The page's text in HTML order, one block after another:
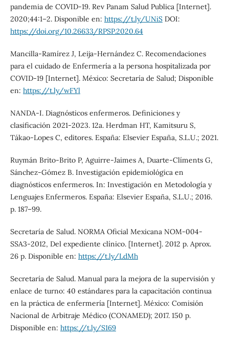
pandemia de COVID-19. Rev Panam Salud Publica [Internet].
2020;44:1–2. Disponible en: https://t.ly/UNiSDOI:
https://doi.org/10.26633/RPSP.2020.64
Mancilla-Ramírez J, Leija-Hernández C. Recomendaciones
para el cuidado de Enfermería a la persona hospitalizada por
COVID-19 [Internet]. México: Secretaría de Salud; Disponible
en: https://t.ly/wFYl
NANDA-I. Diagnósticos enfermeros. Definiciones y
clasificación 2021-2023. 12a. Herdman HT, Kamitsuru S,
Tákao-Lopes C, editores. España: Elsevier España, S.L.U.; 2021.
Ruymán Brito-Brito P, Aguirre-Jaimes A, Duarte-Clíments G,
Sánchez-Gómez B. Investigación epidemiológica en
diagnósticos enfermeros. In: Investigación en Metodología y
Lenguajes Enfermeros. España: Elsevier España, S.L.U.; 2016.
p. 187–99.
Secretaría de Salud. NORMA Oficial Mexicana NOM-004-
SSA3-2012, Del expediente clínico. [Internet]. 2012 p. Aprox.
26 p. Disponible en: https://t.ly/LdMh
Secretaría de Salud. Manual para la mejora de la supervisión y
enlace de turno: 40 estándares para la capacitación continua
en la práctica de enfermería [Internet]. México: Comisión
Nacional de Arbitraje Médico (CONAMED); 2017. 150 p.
Disponible en: https://t.ly/S169